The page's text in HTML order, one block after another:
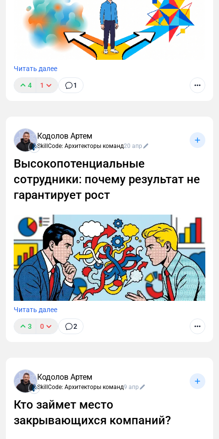
Навык решения проблем часто остаётся
выходит из сбоев. Разбираем, как оценивать этот
навык на разных уровнях и что говорят данные
SkillCode о среднем менеджменте.
Читать далее
4 1 1
Кодолов Артем
SkillCode: Архитекторы команд20 апр
Высокопотенциальные
сотрудники: почему результат не
гарантирует рост
Компании часто формируют кадровый резерв на
потенциал. Разбираем, как бизнес определяет
высокопотенциальных сотрудников и почему без
системной оценки возрастает риск ошибок.
Читать далее
3 0 2
Кодолов Артем
SkillCode: Архитекторы команд9 апр
Кто займет место
закрывающихся компаний?